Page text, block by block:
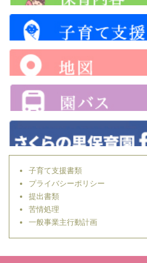
子育て支援書類
プライバシーポリシー
提出書類
苦情処理
一般事業主行動計画